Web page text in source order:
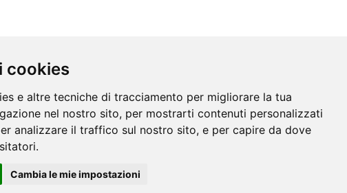
cookies
e altre tecniche di tracciamento per migliorare la tua
nel nostro sito, per mostrarti contenuti personalizzati
analizzare il traffico sul nostro sito, e per capire da dove
Cambia le mie impostazioni